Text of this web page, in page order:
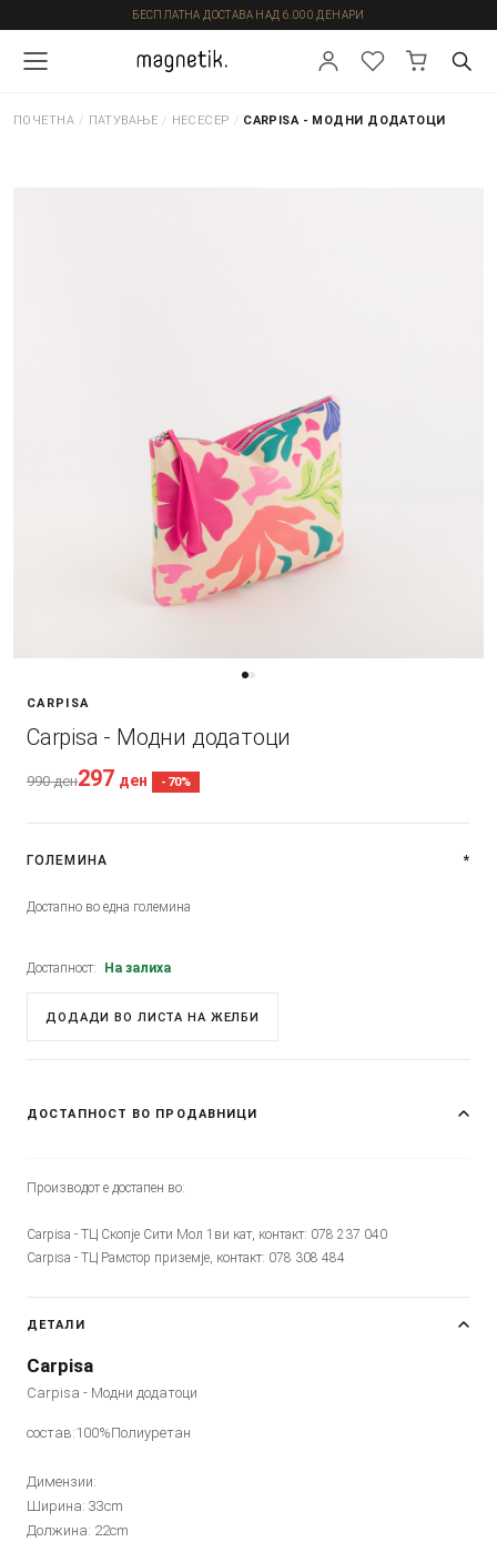
БЕСПЛАТНА ДОСТАВА НАД 6.000 ДЕНАРИ
ПОЧЕТНА / ПАТУВАЊЕ / НЕСЕСЕР / CARPISA - МОДНИ ДОДАТОЦИ
CARPISA
Carpisa - Модни додатоци
990ден297 ден -70%
ГОЛЕМИНА *
Достапно во една големина
Достапност: На залиха
ДОДАДИ ВО ЛИСТА НА ЖЕЛБИ
ДОСТАПНОСТ ВО ПРОДАВНИЦИ
Производот е достапен во:
Carpisa - ТЦ Скопје Сити Мол 1ви кат, контакт: 078 237 040
Carpisa - ТЦ Рамстор приземје, контакт: 078 308 484
ДЕТАЛИ
Carpisa
Carpisa - Модни додатоци
состав:100%Полиуретан
Димензии:
Ширина: 33cm
Должина: 22cm